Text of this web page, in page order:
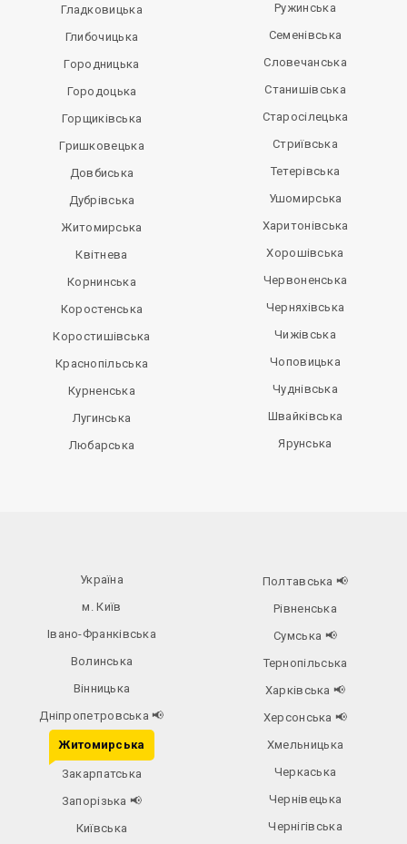
Гладковицька
Глибочицька
Городницька
Городоцька
Горщиківська
Гришковецька
Довбиська
Дубрівська
Житомирська
Квітнева
Корнинська
Коростенська
Коростишівська
Краснопільська
Курненська
Лугинська
Любарська
Ружинська
Семенівська
Словечанська
Станишівська
Старосілецька
Стриївська
Тетерівська
Ушомирська
Харитонівська
Хорошівська
Червоненська
Черняхівська
Чижівська
Чоповицька
Чуднівська
Швайківська
Ярунська
Україна
м. Київ
Івано-Франківська
Волинська
Вінницька
Дніпропетровська📢
Житомирська
Закарпатська
Запорізька 📢
Київська
Полтавська 📢
Рівненська
Сумська 📢
Тернопільська
Харківська 📢
Херсонська 📢
Хмельницька
Черкаська
Чернівецька
Чернігівська